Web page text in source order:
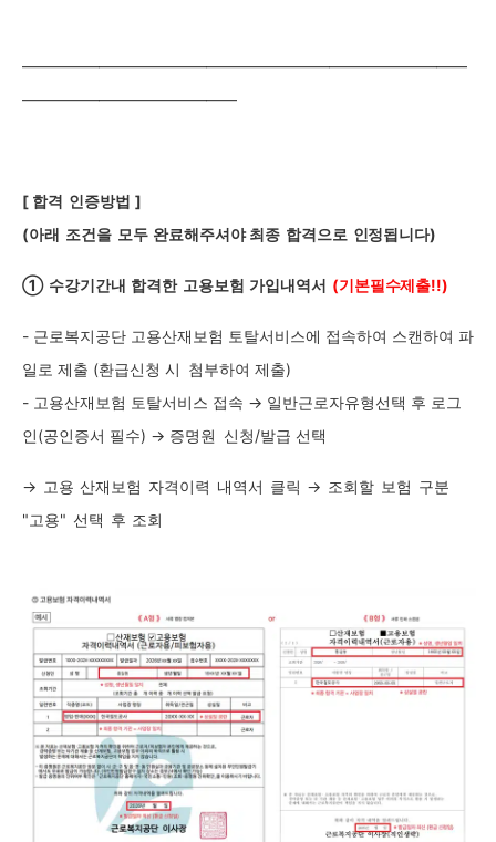
—————————————————————————————
——————————————
[ 합격 인증방법 ]
(아래 조건을 모두 완료해주셔야 최종 합격으로 인정됩니다)
① 수강기간내 합격한 고용보험 가입내역서 (기본필수제출!!)
- 근로복지공단 고용산재보험 토탈서비스에 접속하여 스캔하여 파
일로 제출 (환급신청 시 첨부하여 제출)
- 고용산재보험 토탈서비스 접속 → 일반근로자유형선택 후 로그
인(공인증서 필수) → 증명원 신청/발급 선택
→ 고용 산재보험 자격이력 내역서 클릭 → 조회할 보험 구분
"고용" 선택 후 조회